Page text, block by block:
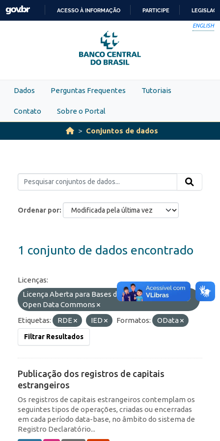
Skip to main content
PARA
O
CONTEÚDO
ACESSO À INFORMAÇÃO PARTICIPE
ENGLISH
Dados Perguntas Frequentes Tutoriais
Contato Sobre o Portal
Conjuntos de dados
Ordenar por
1 conjunto de dados encontrado
Licenças:
Licença Aberta para Bases de Dados (ODbL) do
Open Data Commons
Etiquetas:
RDE IED Formatos: OData
Filtrar Resultados
Publicação dos registros de capitais
estrangeiros
Os registros de capitais estrangeiros contemplam os
seguintes tipos de operações, criadas ou encerradas
em cada período data-base, no âmbito do sistema de
Registro Declaratório...